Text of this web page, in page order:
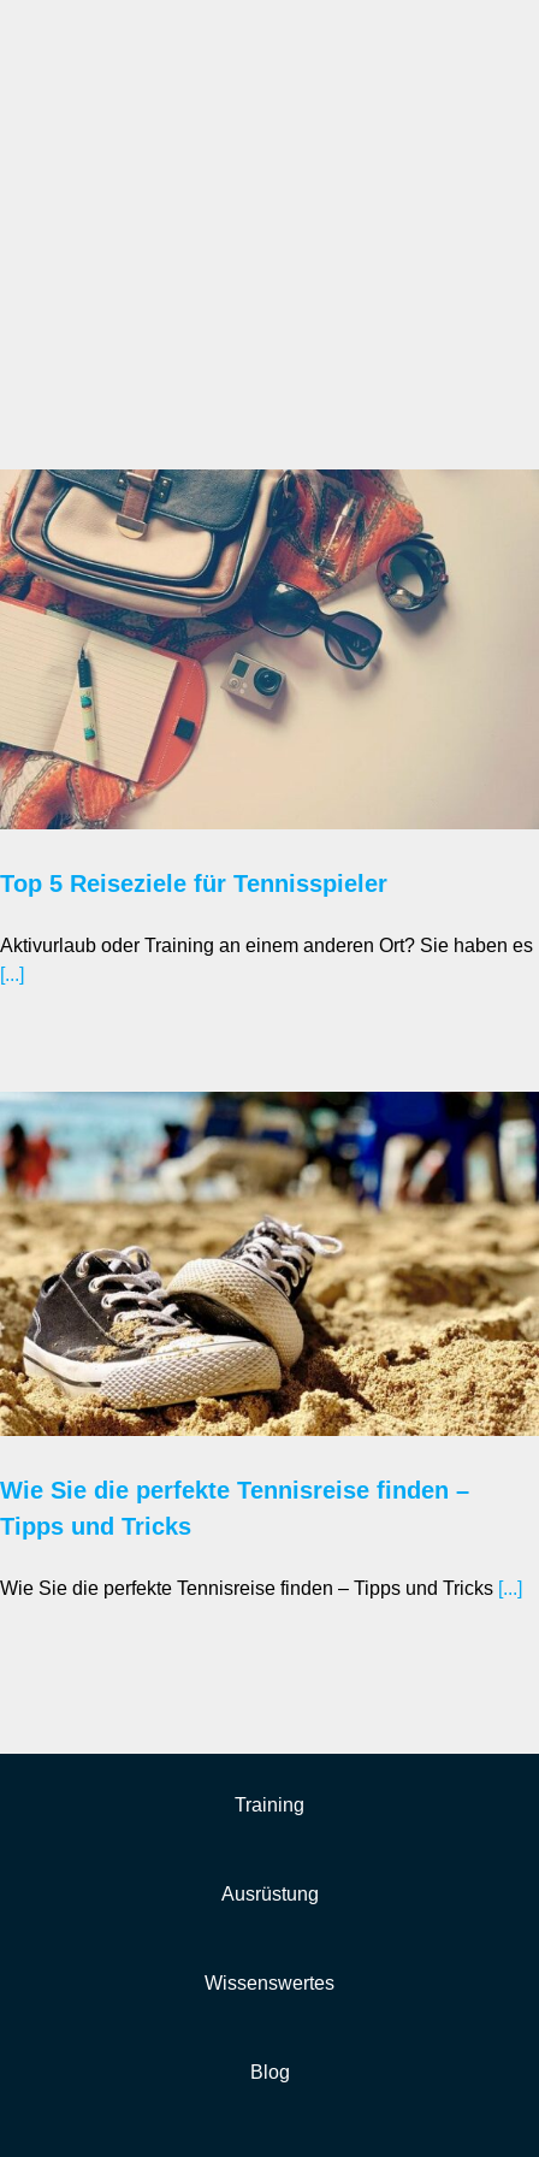
Top 5 Reiseziele für Tennisspieler
Aktivurlaub oder Training an einem anderen Ort? Sie haben es
[...]
Wie Sie die perfekte Tennisreise finden –
Tipps und Tricks
Wie Sie die perfekte Tennisreise finden – Tipps und Tricks [...]
Training
Ausrüstung
Wissenswertes
Blog